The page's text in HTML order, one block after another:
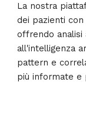
La nostra
dei pazienti con
offrendo analisi
all'intelligenza
pattern e
più informate e